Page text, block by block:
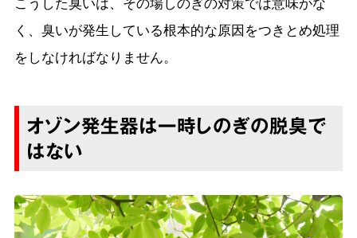
く、臭いが発生している根本的な原因をつきとめ処理
をしなければなりません。
オゾン発生器は一時しのぎの脱臭で
はない